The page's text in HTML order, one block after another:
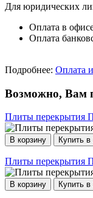
Для юридических
Оплата в
Оплата
Подробнее: Оплата
Возможно, Вам
Плиты перекрытия
В корзину Купить в
Плиты перекрытия
В корзину Купить в